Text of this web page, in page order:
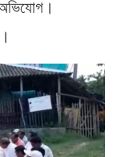
অভিযোগ।